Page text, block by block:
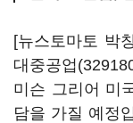
[뉴스토마토 박
대중공업
미슨 그리어 미
담을 가질 예정